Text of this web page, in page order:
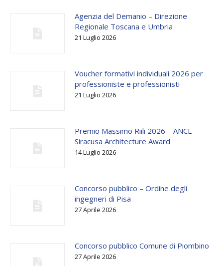
Agenzia del Demanio – Direzione
Regionale Toscana e Umbria
21 Luglio 2026
Voucher formativi individuali 2026 per
professioniste e professionisti
21 Luglio 2026
Premio Massimo Riili 2026 – ANCE
Siracusa Architecture Award
14 Luglio 2026
Concorso pubblico – Ordine degli
ingegneri di Pisa
27 Aprile 2026
Concorso pubblico Comune di Piombino
27 Aprile 2026